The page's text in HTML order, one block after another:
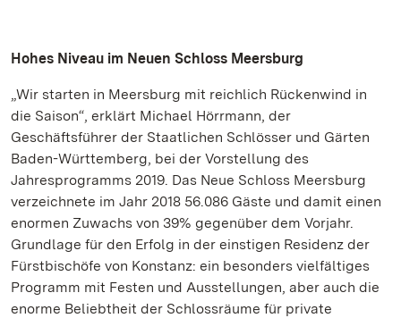
Hohes Niveau im Neuen Schloss Meersburg
„Wir starten in Meersburg mit reichlich Rückenwind in
die Saison“, erklärt Michael Hörrmann, der
Geschäftsführer der Staatlichen Schlösser und Gärten
Baden-Württemberg, bei der Vorstellung des
Jahresprogramms 2019. Das Neue Schloss Meersburg
verzeichnete im Jahr 2018 56.086 Gäste und damit einen
enormen Zuwachs von 39% gegenüber dem Vorjahr.
Grundlage für den Erfolg in der einstigen Residenz der
Fürstbischöfe von Konstanz: ein besonders vielfältiges
Programm mit Festen und Ausstellungen, aber auch die
enorme Beliebtheit der Schlossräume für private